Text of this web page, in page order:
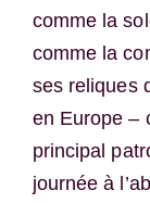
comme la
comme la
ses reliques
en Europe –
principal
journée à